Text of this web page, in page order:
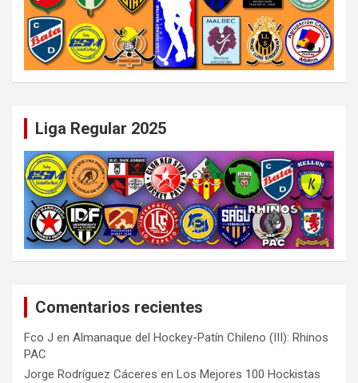
Liga Regular 2025
Comentarios recientes
Fco J en Almanaque del Hockey-Patín Chileno (III): Rhinos
PAC
Jorge Rodríguez Cáceres en Los Mejores 100 Hockistas